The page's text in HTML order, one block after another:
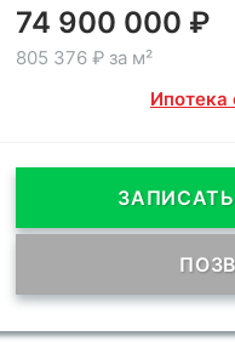
74 900 000 ₽
805 376 ₽ за м²
Ипотека